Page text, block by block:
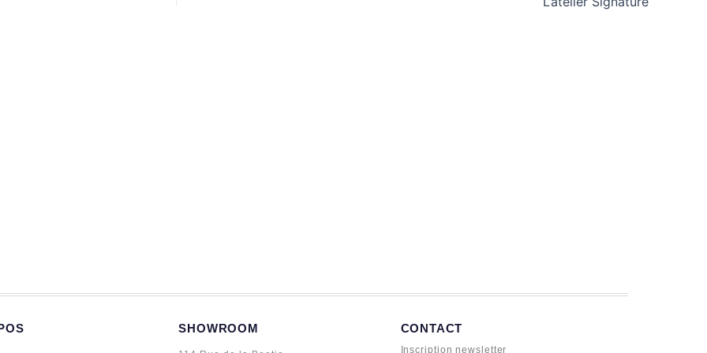
SHOWROOM CONTACT
Inscription newsletter